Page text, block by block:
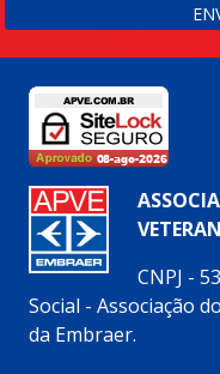
CNPJ -
Social - Associação
da Embraer.